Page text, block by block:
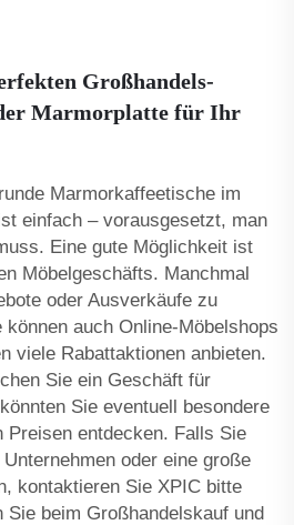
Großhandels-
Marmorplatte für Ihr
Marmorkaffee­tische im
einfach – vorausgesetzt, man
Eine gute Möglichkeit ist
Möbelgeschäfts. Manchmal
oder Ausverkäufe zu
auch Online-Möbelshops
viele Rabattaktionen anbieten.
Sie ein Geschäft für
Sie eventuell besondere
Preisen entdecken. Falls Sie
oder eine große
kontaktieren Sie XPIC bitte
beim Großhandelskauf und